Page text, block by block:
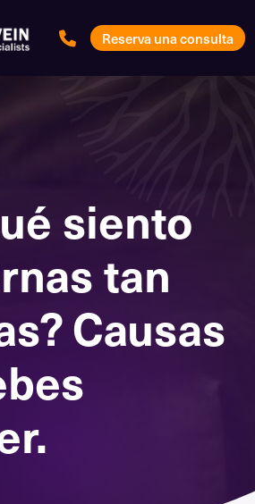
Reserva una consulta
siento
tan
Causas